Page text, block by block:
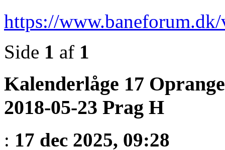
https://
Side 1 af 1
Kalenderlåge 17
2018-05-23 Prag H
: 17 dec 2025, 09:28